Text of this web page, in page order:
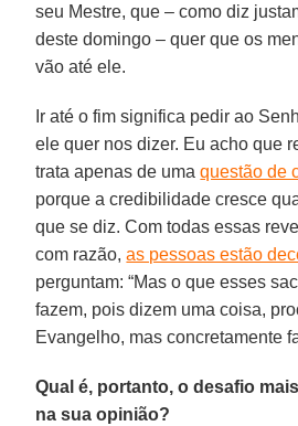
seu Mestre, que – como diz
deste domingo – quer que os
vão até ele.
Ir até o fim significa pedir ao
ele quer nos dizer. Eu acho que
trata apenas de umaquestão de
porque a credibilidade cresce
que se diz. Com todas essas
com razão,as pessoas estão
perguntam: “Mas o que esses
fazem, pois dizem uma coisa,
Evangelho, mas concretamente
Qual é, portanto, o desafio
na sua opinião?